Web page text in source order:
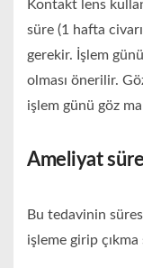
Kontakt lens
süre (1 hafta
gerekir. İşlem
olması önerilir.
işlem günü göz
Ameliyat
Bu tedavinin
işleme girip